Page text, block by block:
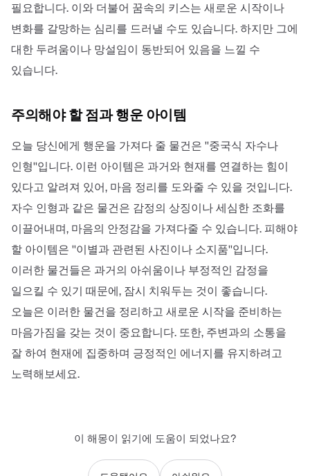
필요합니다. 이와 더불어 꿈속의 키스는 새로운 시작이나
변화를 갈망하는 심리를 드러낼 수도 있습니다. 하지만 그에
대한 두려움이나 망설임이 동반되어 있음을 느낄 수
있습니다.
주의해야 할 점과 행운 아이템
오늘 당신에게 행운을 가져다 줄 물건은 ''중국식 자수나
인형''입니다. 이런 아이템은 과거와 현재를 연결하는 힘이
있다고 알려져 있어, 마음 정리를 도와줄 수 있을 것입니다.
자수 인형과 같은 물건은 감정의 상징이나 세심한 조화를
이끌어내며, 마음의 안정감을 가져다줄 수 있습니다. 피해야
할 아이템은 ''이별과 관련된 사진이나 소지품''입니다.
이러한 물건들은 과거의 아쉬움이나 부정적인 감정을
일으킬 수 있기 때문에, 잠시 치워두는 것이 좋습니다.
오늘은 이러한 물건을 정리하고 새로운 시작을 준비하는
마음가짐을 갖는 것이 중요합니다. 또한, 주변과의 소통을
잘 하여 현재에 집중하며 긍정적인 에너지를 유지하려고
노력해보세요.
이 해몽이 읽기에 도움이 되었나요?